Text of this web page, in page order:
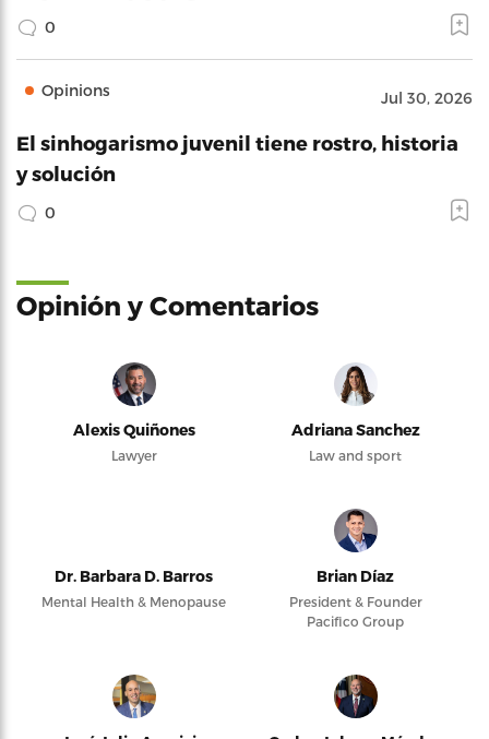
0
Opinions Jul 30, 2026
El sinhogarismo juvenil tiene rostro, historia
y solución
0
Opinión y Comentarios
Alexis Quiñones
Lawyer
Adriana Sanchez
Law and sport
Dr. Barbara D. Barros
Mental Health & Menopause
Brian Díaz
President & Founder
Pacifico Group